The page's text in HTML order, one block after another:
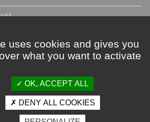
uses cookies and gives you
what you want to activate
OK, ACCEPT ALL
DENY ALL COOKIES